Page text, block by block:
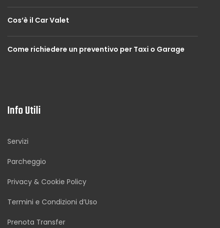
Cos’è il Car Valet
Come richiedere un preventivo per Taxi o Garage
Info Utili
Servizi
Parcheggio
Privacy & Cookie Policy
Termini e Condizioni d’Uso
Prenota Transfer